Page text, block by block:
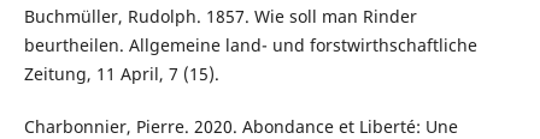
Buchmüller, Rudolph. 1857. Wie soll man Rinder
beurtheilen. Allgemeine land- und forstwirthschaftliche
Zeitung, 11 April, 7 (15).
Charbonnier, Pierre. 2020. Abondance et Liberté: Une